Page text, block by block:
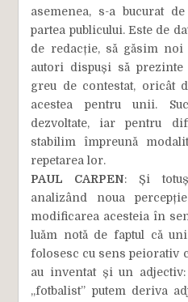
asemenea, s-a bucurat
partea publicului. Este de
de redacție, să găsim
autori dispuși să
greu de contestat, oricât
acestea pentru unii.
dezvoltate, iar pentru
stabilim împreună
repetarea lor.
PAUL CARPEN: Și
analizând noua
modificarea acesteia în
luăm notă de faptul că
folosesc cu sens peiorativ
au inventat și un adjectiv:
„fotbalist” putem deriva